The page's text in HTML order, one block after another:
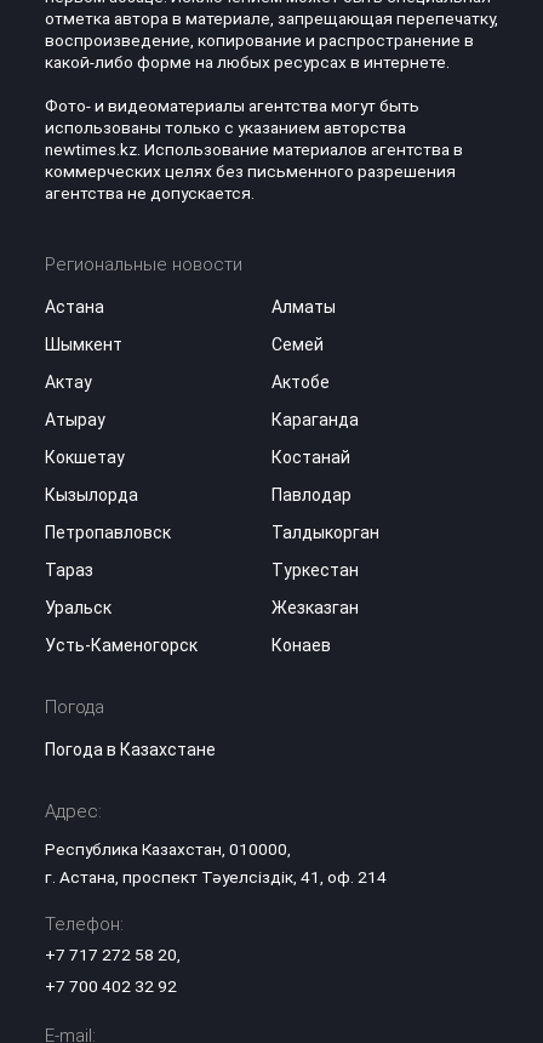
отметка автора в материале, запрещающая перепечатку,
воспроизведение, копирование и распространение в
какой-либо форме на любых ресурсах в интернете.
Фото- и видеоматериалы агентства могут быть
использованы только с указанием авторства
newtimes.kz. Использование материалов агентства в
коммерческих целях без письменного разрешения
агентства не допускается.
Региональные новости
Астана
Алматы
Шымкент
Семей
Актау
Актобе
Атырау
Караганда
Кокшетау
Костанай
Кызылорда
Павлодар
Петропавловск
Талдыкорган
Тараз
Туркестан
Уральск
Жезказган
Усть-Каменогорск
Конаев
Погода
Погода в Казахстане
Адрес:
Республика Казахстан, 010000,
г. Астана, проспект Тәуелсіздік, 41, оф. 214
Телефон:
+7 717 272 58 20,
+7 700 402 32 92
E-mail: